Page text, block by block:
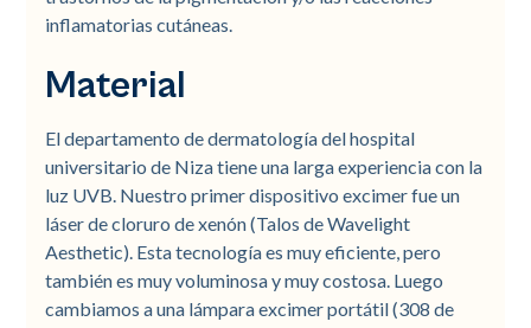
inflamatorias cutáneas.
Material
El departamento de dermatología del hospital
universitario de Niza tiene una larga experiencia con la
luz UVB. Nuestro primer dispositivo excimer fue un
láser de cloruro de xenón (Talos de Wavelight
Aesthetic). Esta tecnología es muy eficiente, pero
también es muy voluminosa y muy costosa. Luego
cambiamos a una lámpara excimer portátil (308 de